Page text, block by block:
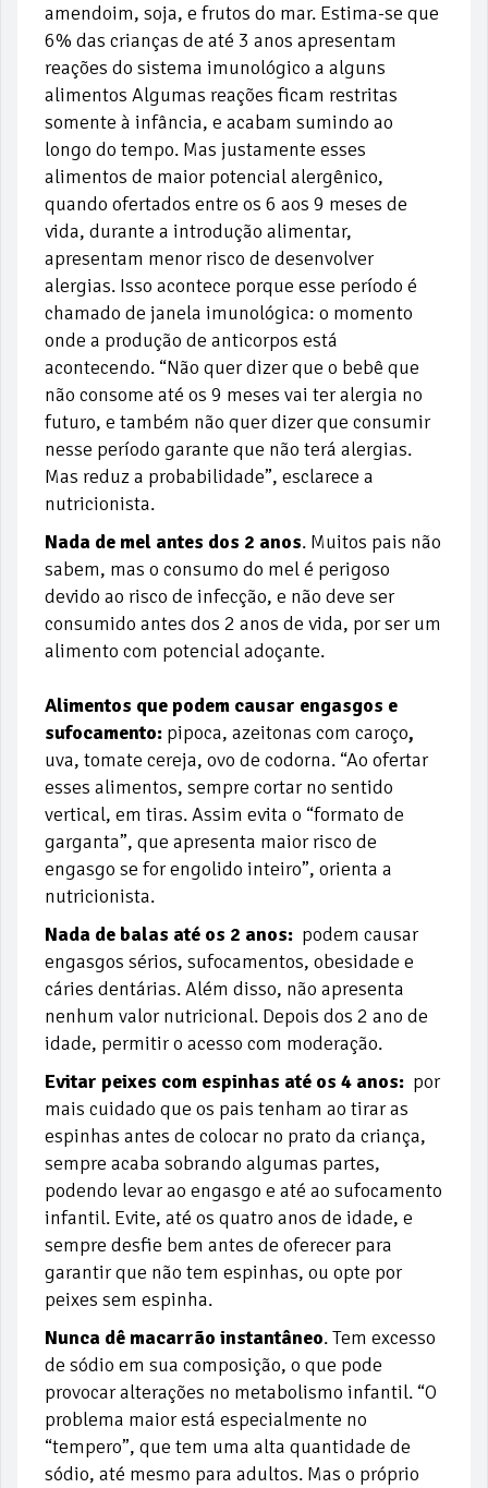
amendoim, soja, e frutos do mar. Estima-se que
6% das crianças de até 3 anos apresentam
reações do sistema imunológico a alguns
alimentos Algumas reações ficam restritas
somente à infância, e acabam sumindo ao
longo do tempo. Mas justamente esses
alimentos de maior potencial alergênico,
quando ofertados entre os 6 aos 9 meses de
vida, durante a introdução alimentar,
apresentam menor risco de desenvolver
alergias. Isso acontece porque esse período é
chamado de janela imunológica: o momento
onde a produção de anticorpos está
acontecendo. “Não quer dizer que o bebê que
não consome até os 9 meses vai ter alergia no
futuro, e também não quer dizer que consumir
nesse período garante que não terá alergias.
Mas reduz a probabilidade”, esclarece a
nutricionista.
Nada de mel antes dos 2 anos. Muitos pais não
sabem, mas o consumo do mel é perigoso
devido ao risco de infecção, e não deve ser
consumido antes dos 2 anos de vida, por ser um
alimento com potencial adoçante.
Alimentos que podem causar engasgos e
sufocamento: pipoca, azeitonas com caroço,
uva, tomate cereja, ovo de codorna. “Ao ofertar
esses alimentos, sempre cortar no sentido
vertical, em tiras. Assim evita o “formato de
garganta”, que apresenta maior risco de
engasgo se for engolido inteiro”, orienta a
nutricionista.
Nada de balas até os 2 anos: podem causar
engasgos sérios, sufocamentos, obesidade e
cáries dentárias. Além disso, não apresenta
nenhum valor nutricional. Depois dos 2 ano de
idade, permitir o acesso com moderação.
Evitar peixes com espinhas até os 4 anos: por
mais cuidado que os pais tenham ao tirar as
espinhas antes de colocar no prato da criança,
sempre acaba sobrando algumas partes,
podendo levar ao engasgo e até ao sufocamento
infantil. Evite, até os quatro anos de idade, e
sempre desfie bem antes de oferecer para
garantir que não tem espinhas, ou opte por
peixes sem espinha.
Nunca dê macarrão instantâneo. Tem excesso
de sódio em sua composição, o que pode
provocar alterações no metabolismo infantil. “O
problema maior está especialmente no
“tempero”, que tem uma alta quantidade de
sódio, até mesmo para adultos. Mas o próprio